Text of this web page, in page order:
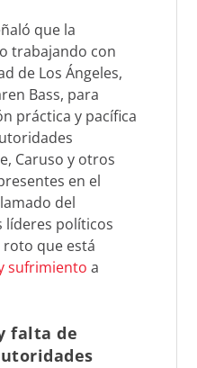
que la
trabajando con
de Los Ángeles,
Bass, para
práctica y pacífica
Caruso y otros
en el
del
líderes políticos
que está
sufrimiento a
falta de